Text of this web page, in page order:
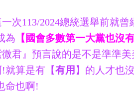
次113/2024總統選舉前就曾
為 【國會多數第一大黨也沒有
君』預言說的是不是準準美
就算是有【有用 】的人才也
命也啊!